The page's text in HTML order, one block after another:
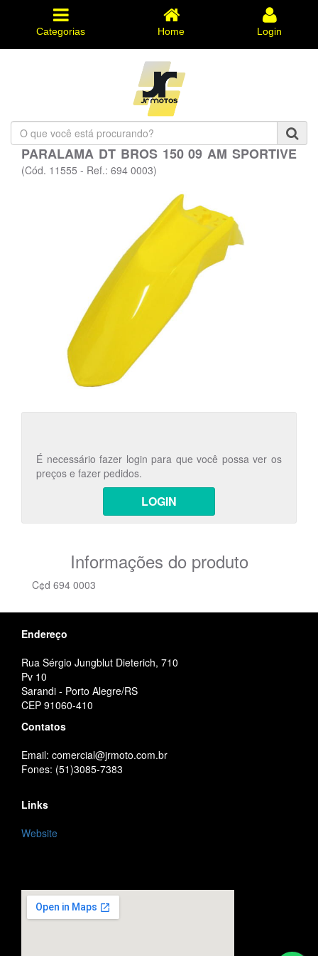
Categorias Home Login
O
que
você
está
PARALAMA DT BROS 150 09 AM SPORTIVE
(Cód. 11555 - Ref.: 694 0003)
É necessário fazer login para que você possa ver os
preços e fazer pedidos.
LOGIN
Informações do produto
C¢d 694 0003
Endereço
Rua Sérgio Jungblut Dieterich, 710
Pv 10
Sarandi - Porto Alegre/RS
CEP 91060-410
Contatos
Email: comercial@jrmoto.com.br
Fones: (51)3085-7383
Links
Website